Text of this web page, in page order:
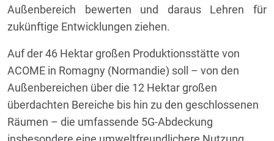
Außenbereich bewerten und daraus Lehren für
zukünftige Entwicklungen ziehen.
Auf der 46 Hektar großen Produktionsstätte von
ACOME in Romagny (Normandie) soll – von den
Außenbereichen über die 12 Hektar großen
überdachten Bereiche bis hin zu den geschlossenen
Räumen – die umfassende 5G-Abdeckung